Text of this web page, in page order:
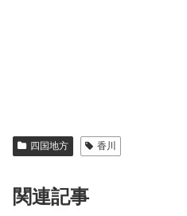
四国地方 香川
関連記事